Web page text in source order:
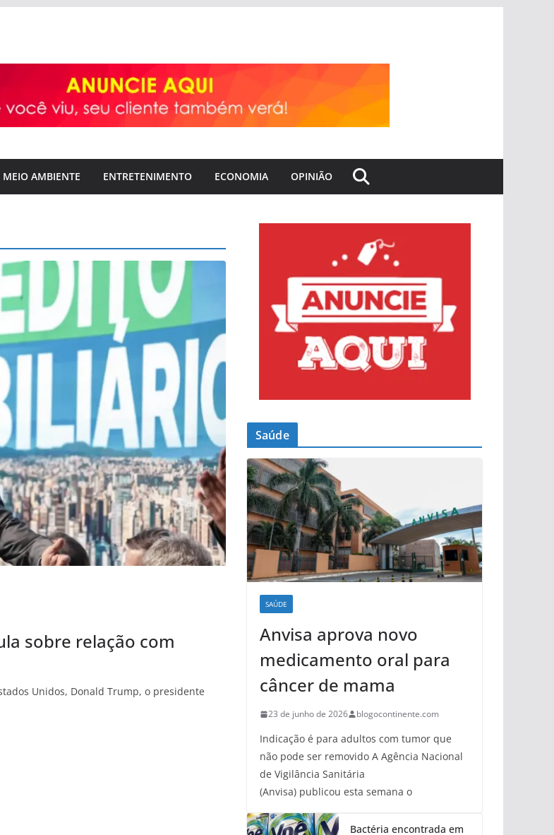
MEIO AMBIENTE ENTRETENIMENTO ECONOMIA OPINIÃO
sobre relação com
Unidos, Donald Trump, o presidente
Saúde
SAÚDE
Anvisa aprova novo
medicamento oral para
câncer de mama
23 de junho de 2026 blogocontinente.com
Indicação é para adultos com tumor que
não pode ser removido A Agência Nacional
de Vigilância Sanitária
(Anvisa) publicou esta semana o
Bactéria encontrada em